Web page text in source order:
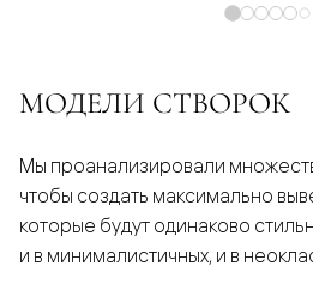
МОДЕЛИ СТВОРОК
Мы проанализировали
чтобы создать максимально
которые будут одинаково
и в минималистичных, и в